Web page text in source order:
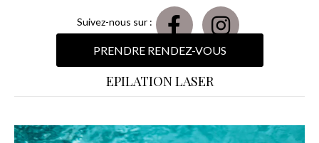
Suivez-nous sur :
PRENDRE RENDEZ-VOUS
EPILATION LASER